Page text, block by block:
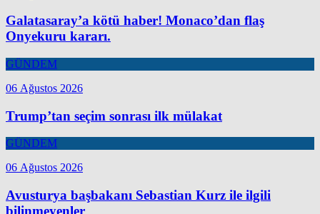
Galatasaray’a kötü haber! Monaco’dan flaş
Onyekuru kararı.
GÜNDEM
06 Ağustos 2026
Trump’tan seçim sonrası ilk mülakat
GÜNDEM
06 Ağustos 2026
Avusturya başbakanı Sebastian Kurz ile ilgili
bilinmeyenler